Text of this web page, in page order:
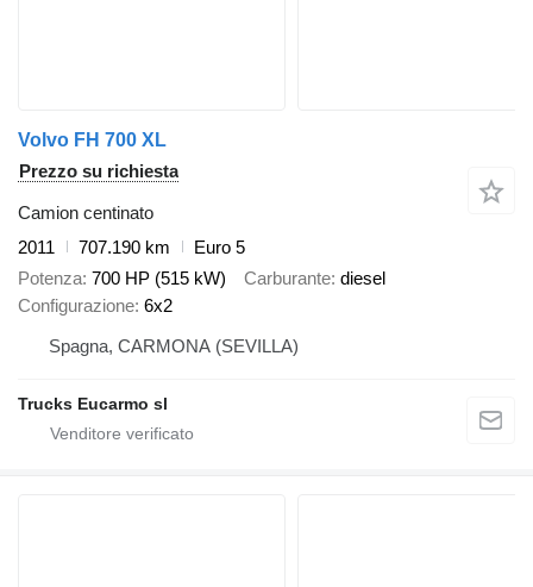
Volvo FH 700 XL
Prezzo su richiesta
Camion centinato
2011
707.190 km
Euro 5
Potenza 700 HP (515 kW) Carburante diesel
Configurazione 6x2
Spagna, CARMONA (SEVILLA)
Trucks Eucarmo sl